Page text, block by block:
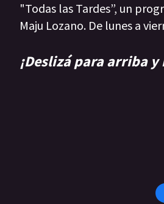
"Todas las Tardes”, un
Maju Lozano. De lunes a
¡Deslizá para arriba